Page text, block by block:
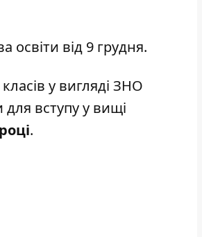
освіти від 9 грудня.
у вигляді ЗНО
вступу у вищі
.